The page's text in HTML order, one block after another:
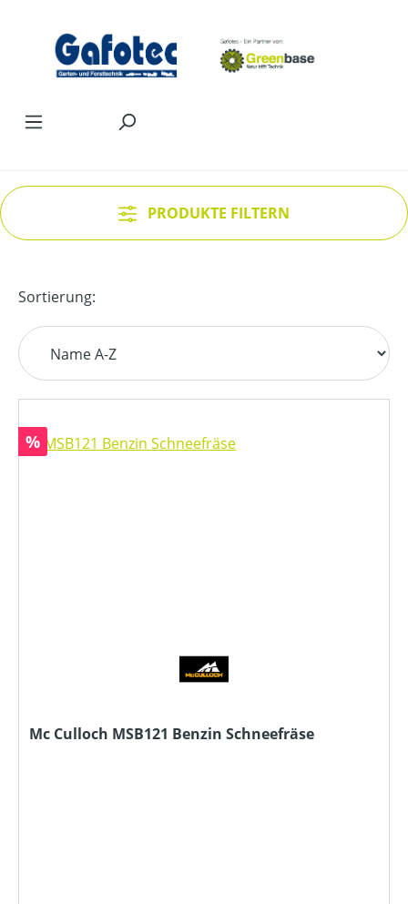
PRODUKTE FILTERN
Sortierung:
Rabatt
%
Mc Culloch MSB121 Benzin Schneefräse